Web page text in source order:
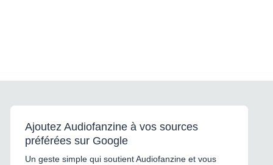
Ajoutez Audiofanzine à vos sources
préférées sur Google
Un geste simple qui soutient Audiofanzine et vous